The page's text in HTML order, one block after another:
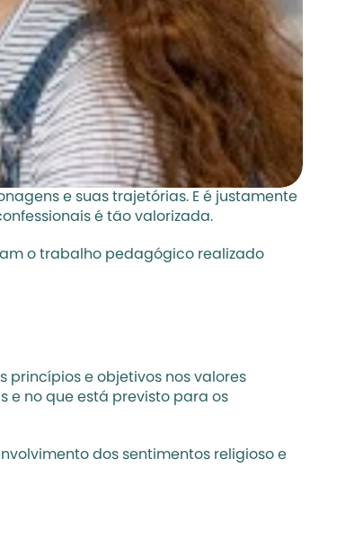
e suas trajetórias. E é justamente
é tão valorizada.
o trabalho pedagógico realizado
princípios e objetivos nos valores
e no que está previsto para os
dos sentimentos religioso e